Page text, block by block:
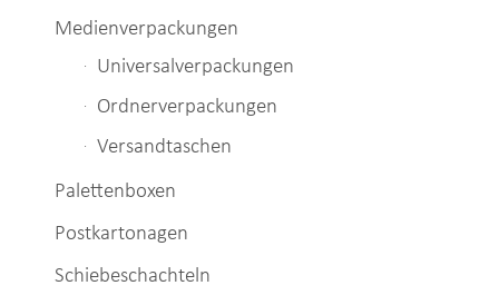
Medienverpackungen
Universalverpackungen
Ordnerverpackungen
Versandtaschen
Palettenboxen
Postkartonagen
Schiebeschachteln